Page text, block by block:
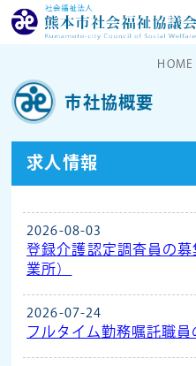
HOME
市社協概要
求人情報
2026-08-03
登録介護認定調査員の
業所）
2026-07-24
フルタイム勤務嘱託職